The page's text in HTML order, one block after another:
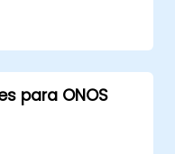
para ONOS